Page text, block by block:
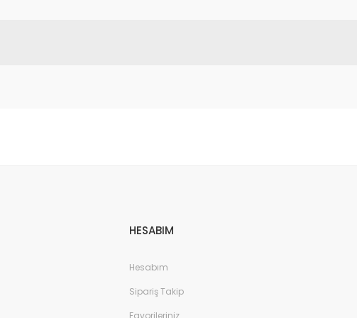
HESABIM
Hesabım
Sipariş Takip
Favorileriniz